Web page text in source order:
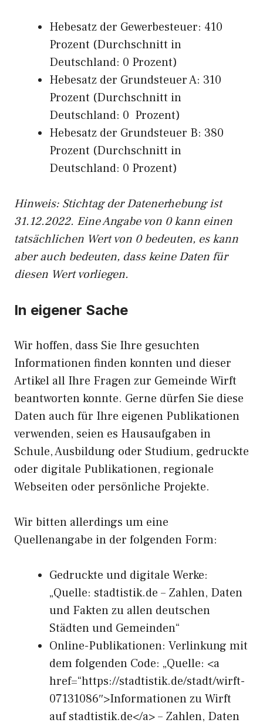
Hebesatz der Gewerbesteuer: 410
Prozent (Durchschnitt in
Deutschland: 0 Prozent)
Hebesatz der Grundsteuer A: 310
Prozent (Durchschnitt in
Deutschland: 0 Prozent)
Hebesatz der Grundsteuer B: 380
Prozent (Durchschnitt in
Deutschland: 0 Prozent)
Hinweis: Stichtag der Datenerhebung ist
31.12.2022. Eine Angabe von 0 kann einen
tatsächlichen Wert von 0 bedeuten, es kann
aber auch bedeuten, dass keine Daten für
diesen Wert vorliegen.
In eigener Sache
Wir hoffen, dass Sie Ihre gesuchten
Informationen finden konnten und dieser
Artikel all Ihre Fragen zur Gemeinde Wirft
beantworten konnte. Gerne dürfen Sie diese
Daten auch für Ihre eigenen Publikationen
verwenden, seien es Hausaufgaben in
Schule, Ausbildung oder Studium, gedruckte
oder digitale Publikationen, regionale
Webseiten oder persönliche Projekte.
Wir bitten allerdings um eine
Quellenangabe in der folgenden Form:
Gedruckte und digitale Werke:
„Quelle: stadtistik.de – Zahlen, Daten
und Fakten zu allen deutschen
Städten und Gemeinden“
Online-Publikationen: Verlinkung mit
dem folgenden Code: „Quelle: <a
href=“https://stadtistik.de/stadt/wirft-
07131086″>Informationen zu Wirft
auf stadtistik.de</a> – Zahlen, Daten